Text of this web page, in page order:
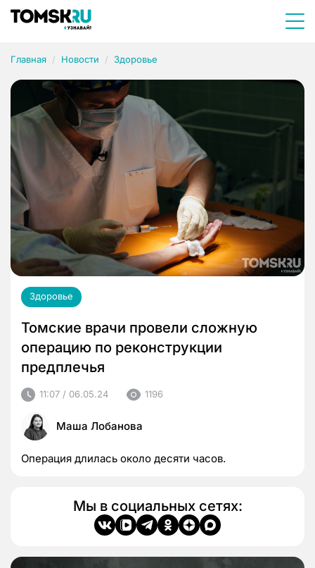
Главная Новости Здоровье
Здоровье
Томские врачи провели сложную
операцию по реконструкции
предплечья
11:07 / 06.05.24 1196
Маша Лобанова
Операция длилась около десяти часов.
Мы в социальных сетях: